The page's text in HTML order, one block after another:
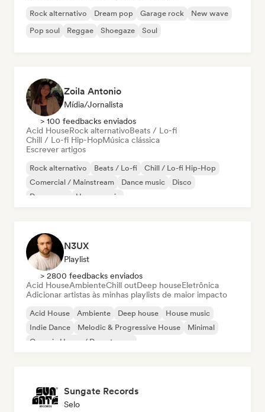
Rock alternativo Dream pop Garage rock
New wave
Pop soul
Reggae Shoegaze Soul
Zoila Antonio
Mídia/Jornalista
> 100 feedbacks enviados
Acid HouseRock alternativoBeats / Lo-fi
Chill / Lo-fi Hip-HopMúsica clássica
Escrever artigos
Rock alternativo Beats / Lo-fi
Chill / Lo-fi Hip-Hop
Comercial / Mainstream
Dance music
Disco
Dream pop
House music
N3UX
Playlist
> 2800 feedbacks enviados
Acid HouseAmbienteChill outDeep houseEletrônica
Adicionar artistas às minhas playlists de maior impacto
Acid House Ambiente Deep house
House music
Indie Dance
Melodic & Progressive House
Minimal
Organic House / Downtempo
Sungate Records
Selo